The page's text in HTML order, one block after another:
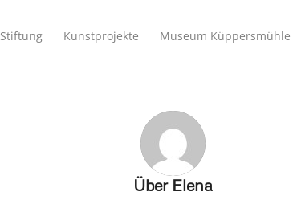
Stiftung Kunstprojekte Museum Küppersmühle
Über Elena